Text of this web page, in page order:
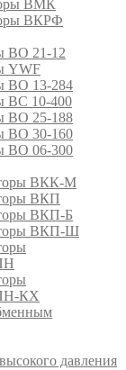
ВМК
ВКРФ
ВО 21-12
YWF
ВО 13-284
ВС 10-400
ВО 25-188
ВО 30-160
ВО 06-300
ВКК-М
ВКП
ВКП-Б
ВКП-Ш
КХ
давления